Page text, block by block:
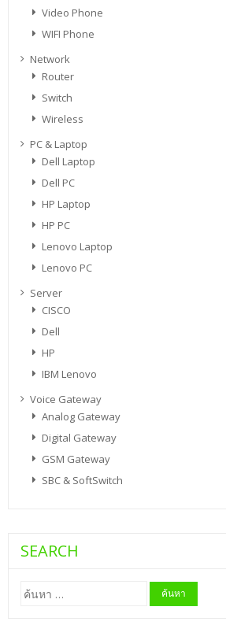
Video Phone
WIFI Phone
Network
Router
Switch
Wireless
PC & Laptop
Dell Laptop
Dell PC
HP Laptop
HP PC
Lenovo Laptop
Lenovo PC
Server
CISCO
Dell
HP
IBM Lenovo
Voice Gateway
Analog Gateway
Digital Gateway
GSM Gateway
SBC & SoftSwitch
SEARCH
ค้นหา
สำหรับ: